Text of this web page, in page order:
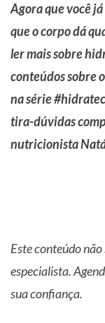
Agora que você
que o corpo dá
ler mais sobre
conteúdos sobre
na série
tira-dúvidas
nutricionista
Este conteúdo
especialista.
sua confiança.